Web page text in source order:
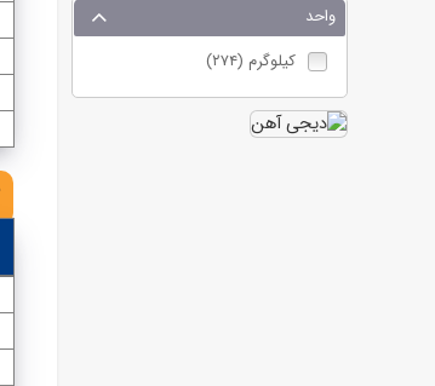
واحد
کیلوگرم (۲۷۴)